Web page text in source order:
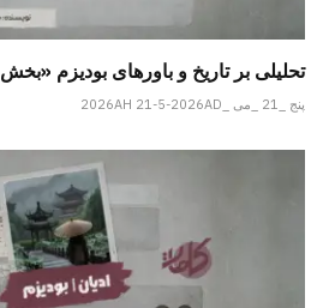
تحلیلی بر تاریخ و باورهای بودیزم «بخش ۴۰»
پنج _21 _می _2026AH 21-5-2026AD